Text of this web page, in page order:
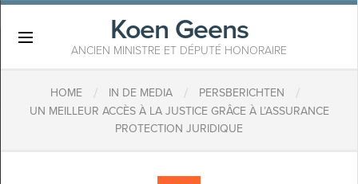
Koen Geens
ANCIEN MINISTRE ET DÉPUTÉ HONORAIRE
HOME / IN DE MEDIA / PERSBERICHTEN /
UN MEILLEUR ACCÈS À LA JUSTICE GRÂCE À L’ASSURANCE
PROTECTION JURIDIQUE